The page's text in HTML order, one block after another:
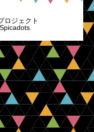
ロジェクト
Spicadots.